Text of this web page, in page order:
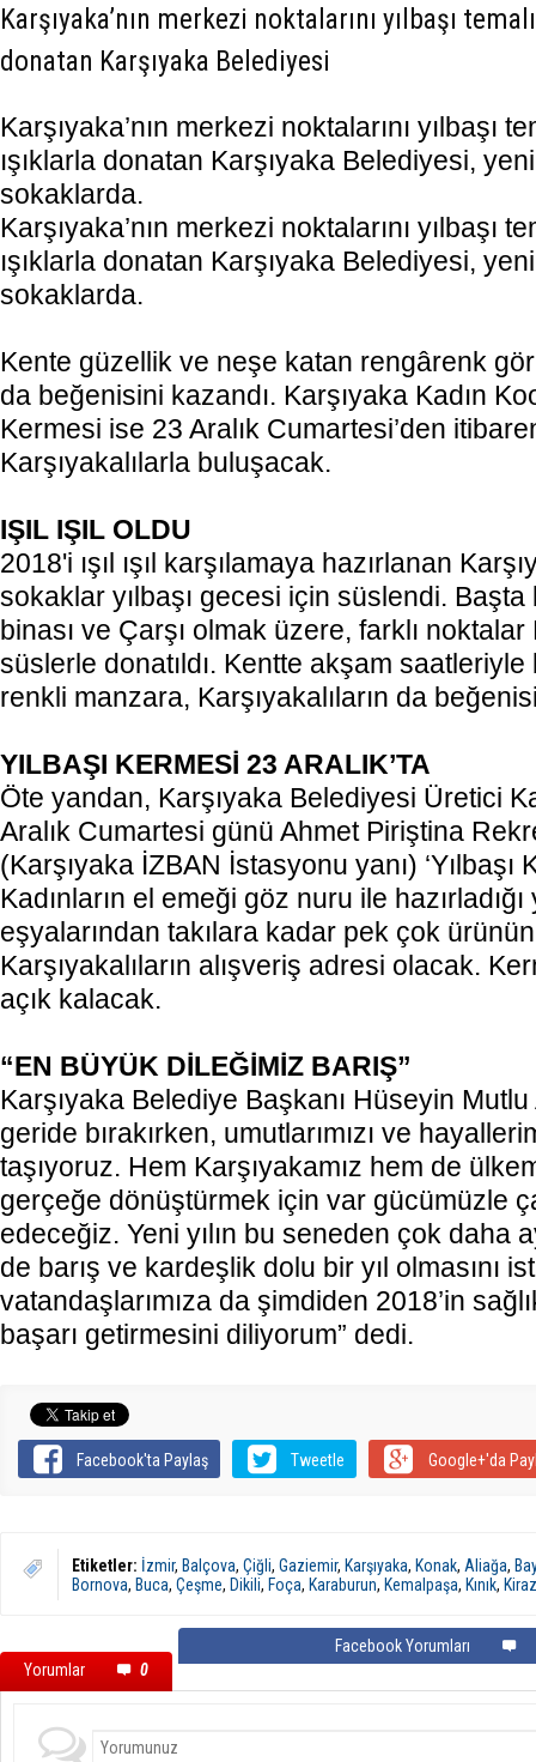
Karşıyaka’nın merkezi noktalarını yılbaşı
donatan Karşıyaka Belediyesi
Karşıyaka’nın merkezi noktalarını yılbaşı
ışıklarla donatan Karşıyaka Belediyesi,
sokaklarda.
Karşıyaka’nın merkezi noktalarını yılbaşı
ışıklarla donatan Karşıyaka Belediyesi,
sokaklarda.
Kente güzellik ve neşe katan rengârenk
da beğenisini kazandı. Karşıyaka Kadın
Kermesi ise 23 Aralık Cumartesi’den
Karşıyakalılarla buluşacak.
IŞIL IŞIL OLDU
2018'i ışıl ışıl karşılamaya hazırlanan
sokaklar yılbaşı gecesi için süslendi.
binası ve Çarşı olmak üzere, farklı noktalar
süslerle donatıldı. Kentte akşam
renkli manzara, Karşıyakalıların da
YILBAŞI KERMESİ 23 ARALIK’TA
Öte yandan, Karşıyaka Belediyesi Üretici
Aralık Cumartesi günü Ahmet Piriştina
(Karşıyaka İZBAN İstasyonu yanı) ‘Yılbaşı
Kadınların el emeği göz nuru ile hazırladığı
eşyalarından takılara kadar pek çok
Karşıyakalıların alışveriş adresi olacak.
açık kalacak.
“EN BÜYÜK DİLEĞİMİZ BARIŞ”
Karşıyaka Belediye Başkanı Hüseyin Mutlu
geride bırakırken, umutlarımızı ve
taşıyoruz. Hem Karşıyakamız hem de
gerçeğe dönüştürmek için var gücümüzle
edeceğiz. Yeni yılın bu seneden çok daha
de barış ve kardeşlik dolu bir yıl olmasını
vatandaşlarımıza da şimdiden 2018’in
başarı getirmesini diliyorum” dedi.
Facebook'ta Paylaş Tweetle Google+'da
Etiketler: İzmir, Balçova, Çiğli, Gaziemir, Karşıyaka, Konak, Aliağa,
Bornova, Buca, Çeşme, Dikili, Foça, Karaburun, Kemalpaşa, Kınık, Kiraz
Yorumlar 0
Facebook Yorumları